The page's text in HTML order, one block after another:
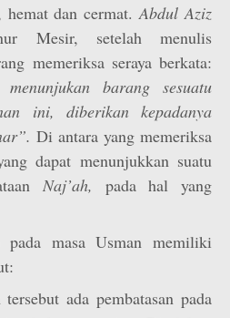
hemat dan cermat.Abdul Aziz
Mesir, setelah menulis
memeriksa seraya berkata:
barang sesuatu
ini, diberikan kepadanya
Di antara yang memeriksa
dapat menunjukkan suatu
Naj’ah, pada hal yang
pada masa Usman memiliki
ada pembatasan pada